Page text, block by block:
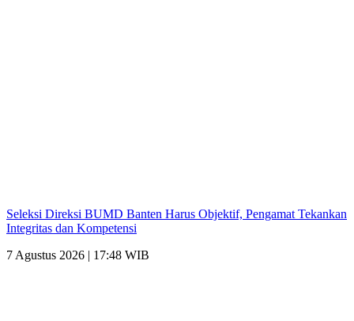
Seleksi Direksi BUMD Banten Harus Objektif, Pengamat Tekankan
Integritas dan Kompetensi
7 Agustus 2026 | 17:48 WIB